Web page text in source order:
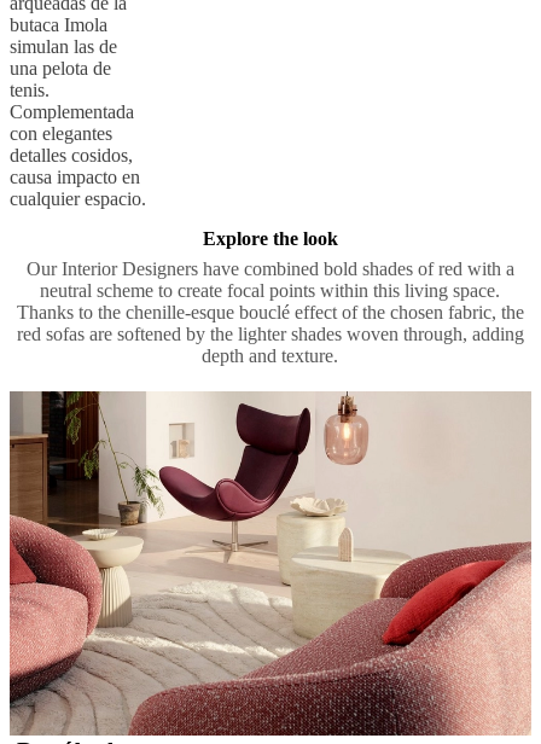
butaca Imola
simulan las de
una pelota de
tenis.
Complementada
con elegantes
detalles cosidos,
causa impacto en
cualquier espacio.
Explore the look
Our Interior Designers have combined bold shades of red with a
neutral scheme to create focal points within this living space.
Thanks to the chenille-esque bouclé effect of the chosen fabric, the
red sofas are softened by the lighter shades woven through, adding
depth and texture.